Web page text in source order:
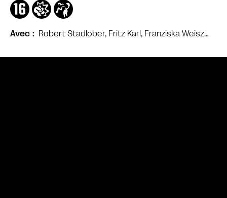
Avec Robert Stadlober, Fritz Karl, Franziska Weisz…